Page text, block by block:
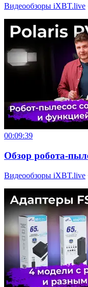
Видеообзоры iXBT.live
00:09:39
Обзор робота-
Видеообзоры iXBT.live